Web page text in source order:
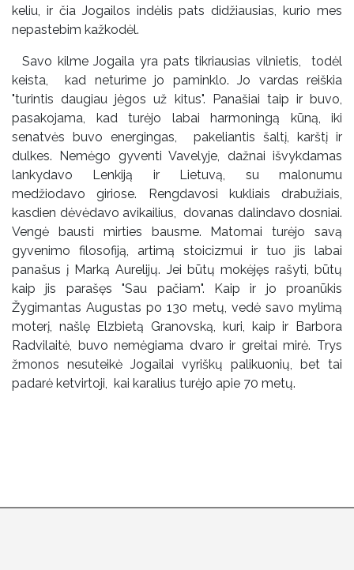
keliu, ir čia Jogailos indėlis pats didžiausias, kurio mes
nepastebim kažkodėl.
Savo kilme Jogaila yra pats tikriausias vilnietis, todėl
keista, kad neturime jo paminklo. Jo vardas reiškia
"turintis daugiau jėgos už kitus". Panašiai taip ir buvo,
pasakojama, kad turėjo labai harmoningą kūną, iki
senatvės buvo energingas, pakeliantis šaltį, karštį ir
dulkes. Nemėgo gyventi Vavelyje, dažnai išvykdamas
lankydavo Lenkiją ir Lietuvą, su malonumu
medžiodavo giriose. Rengdavosi kukliais drabužiais,
kasdien dėvėdavo avikailius, dovanas dalindavo dosniai.
Vengė bausti mirties bausme. Matomai turėjo savą
gyvenimo filosofiją, artimą stoicizmui ir tuo jis labai
panašus į Marką Aurelijų. Jei būtų mokėjęs rašyti, būtų
kaip jis parašęs "Sau pačiam". Kaip ir jo proanūkis
Žygimantas Augustas po 130 metų, vedė savo mylimą
moterį, našlę Elzbietą Granovską, kuri, kaip ir Barbora
Radvilaitė, buvo nemėgiama dvaro ir greitai mirė. Trys
žmonos nesuteikė Jogailai vyriškų palikuonių, bet tai
padarė ketvirtoji, kai karalius turėjo apie 70 metų.